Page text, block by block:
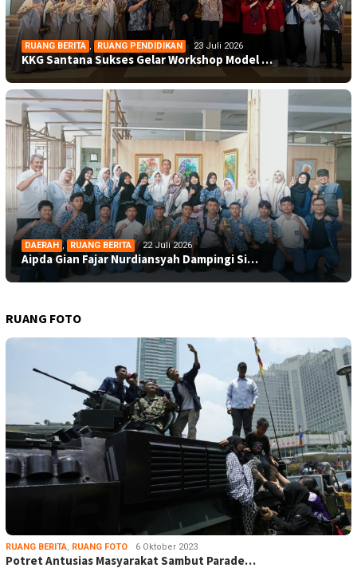
RUANG BERITA RUANG PENDIDIKAN 23 Juli 2026
KKG Santana Sukses Gelar Workshop Model …
DAERAH , RUANG BERITA 22 Juli 2026
Aipda Gian Fajar Nurdiansyah Dampingi Si…
RUANG FOTO
RUANG BERITA, RUANG FOTO 6 Oktober 2023
Potret Antusias Masyarakat Sambut Parade…